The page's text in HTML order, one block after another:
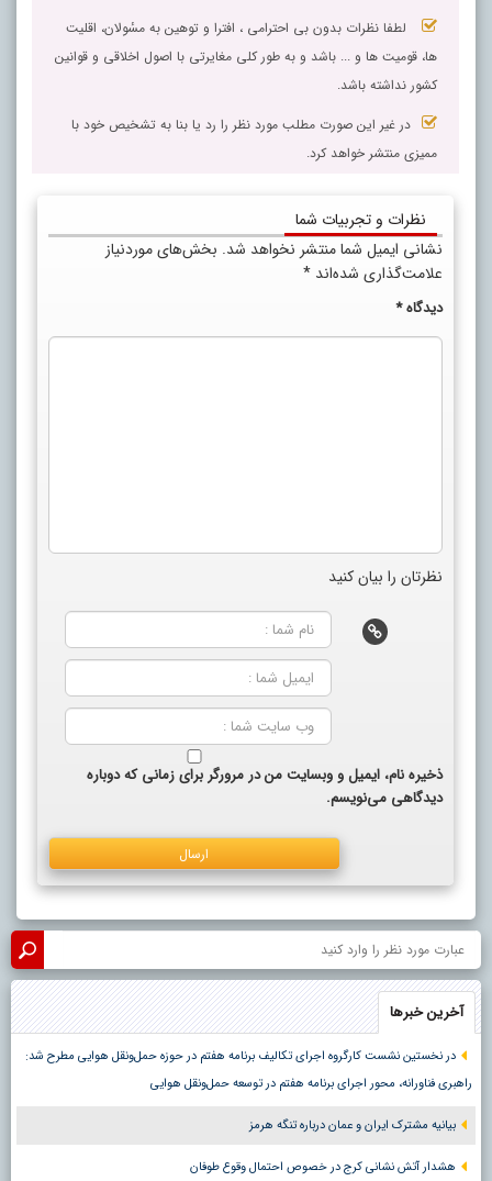
لطفا نظرات بدون بی احترامی ، افترا و توهین به مسٔولان، اقلیت
ها، قومیت ها و ... باشد و به طور کلی مغایرتی با اصول اخلاقی و قوانین
کشور نداشته باشد.
در غیر این صورت مطلب مورد نظر را رد یا بنا به تشخیص خود با
ممیزی منتشر خواهد کرد.
نظرات و تجربیات شما
نشانی ایمیل شما منتشر نخواهد شد. بخش‌های موردنیاز
علامت‌گذاری شده‌اند *
دیدگاه*
نظرتان را بیان کنید
ذخیره نام، ایمیل و وبسایت من در مرورگر برای زمانی که دوباره
دیدگاهی می‌نویسم.
آخرین خبرها
در نخستین نشست کارگروه اجرای تکالیف برنامه هفتم در حوزه حمل‌ونقل هوایی مطرح شد:
راهبری فناورانه، محور اجرای برنامه هفتم در توسعه حمل‌ونقل هوایی
بیانیه مشترک ایران و عمان درباره تنگه هرمز
هشدار آتش نشانی کرج در خصوص احتمال وقوع طوفان